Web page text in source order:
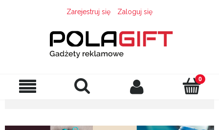
Zarejestruj się Zaloguj się